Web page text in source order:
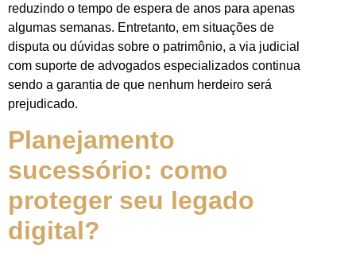
reduzindo o tempo de espera de anos para apenas
algumas semanas. Entretanto, em situações de
disputa ou dúvidas sobre o patrimônio, a via judicial
com suporte de advogados especializados continua
sendo a garantia de que nenhum herdeiro será
prejudicado.
Planejamento
sucessório: como
proteger seu legado
digital?